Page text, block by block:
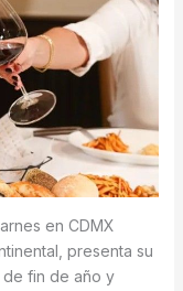
en CDMX
presenta su
fin de año y